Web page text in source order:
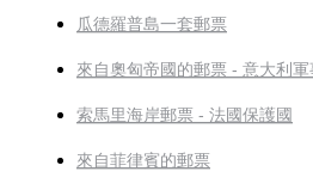
瓜德羅普島一套郵票
來自奧匈帝國的郵票 - 意大利
索馬里海岸郵票 - 法國保護國
來自菲律賓的郵票